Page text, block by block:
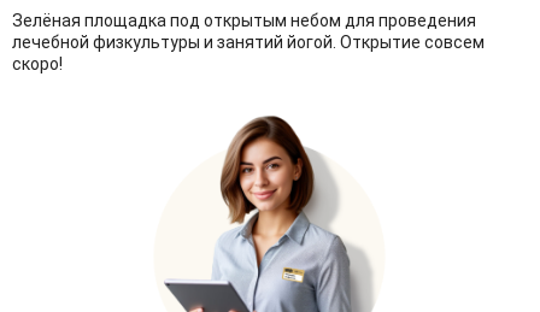
Зелёная площадка под открытым небом для проведения
лечебной физкультуры и занятий йогой. Открытие совсем
скоро!